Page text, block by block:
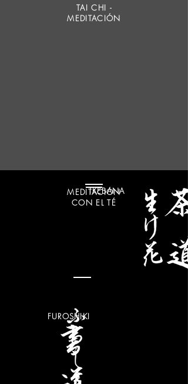
TAI CHI -
MEDITACIÓN
IKEBANA
MEDITACIÓN
CON EL TÉ
FUROSHIKI